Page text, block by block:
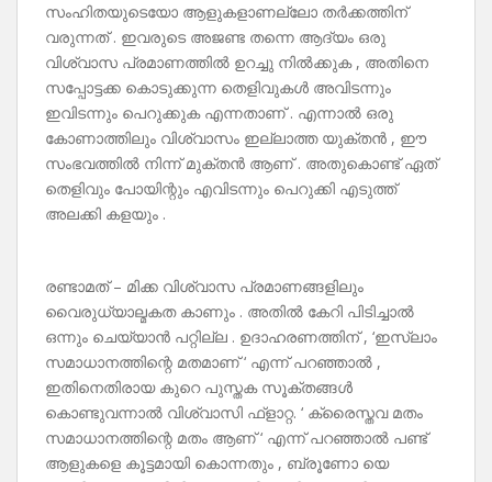
സംഹിതയുടെയോ ആളുകളാണല്ലോ തർക്കത്തിന്
വരുന്നത് . ഇവരുടെ അജണ്ട തന്നെ ആദ്യം ഒരു
വിശ്വാസ പ്രമാണത്തിൽ ഉറച്ചു നിൽക്കുക , അതിനെ
സപ്പോട്ടക്ക കൊടുക്കുന്ന തെളിവുകൾ അവിടന്നും
ഇവിടന്നും പെറുക്കുക എന്നതാണ് . എന്നാൽ ഒരു
കോണാത്തിലും വിശ്വാസം ഇല്ലാത്ത യുക്തൻ , ഈ
സംഭവത്തിൽ നിന്ന് മുക്തൻ ആണ് . അതുകൊണ്ട് ഏത്
തെളിവും പോയിന്റും എവിടന്നും പെറുക്കി എടുത്ത്
അലക്കി കളയും .
രണ്ടാമത് – മിക്ക വിശ്വാസ പ്രമാണങ്ങളിലും
വൈരുധ്യാല്മകത കാണും . അതിൽ കേറി പിടിച്ചാൽ
ഒന്നും ചെയ്യാൻ പറ്റില്ല . ഉദാഹരണത്തിന് , ‘ഇസ്ലാം
സമാധാനത്തിന്റെ മതമാണ് ‘ എന്ന് പറഞ്ഞാൽ ,
ഇതിനെതിരായ കുറെ പുസ്തക സൂക്തങ്ങൾ
കൊണ്ടുവന്നാൽ വിശ്വാസി ഫ്‌ളാറ്റ. ‘ ക്രൈസ്തവ മതം
സമാധാനത്തിന്റെ മതം ആണ് ‘ എന്ന് പറഞ്ഞാൽ പണ്ട്
ആളുകളെ കൂട്ടമായി കൊന്നതും , ബ്രൂണോ യെ